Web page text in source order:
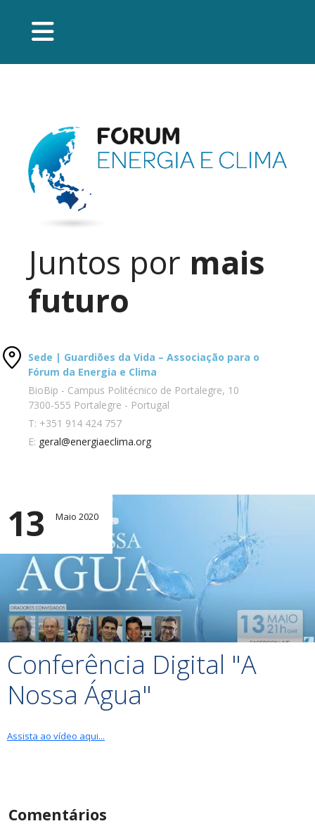
Juntos por mais
futuro
Sede | Guardiões da Vida – Associação para o
Fórum da Energia e Clima
BioBip - Campus Politécnico de Portalegre, 10
7300-555 Portalegre - Portugal
T: +351 914 424 757
E: geral@energiaeclima.org
13 Maio 2020
Conferência Digital "A
Nossa Água"
Assista ao vídeo aqui...
Comentários